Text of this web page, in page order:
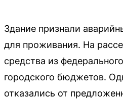
Здание признали
для проживания. На
средства из
городского бюджетов.
отказались от